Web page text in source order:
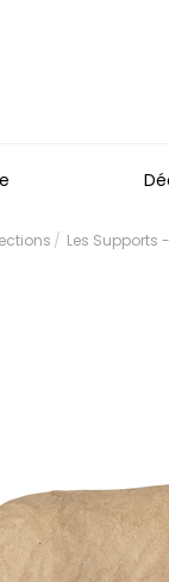
Les Supports